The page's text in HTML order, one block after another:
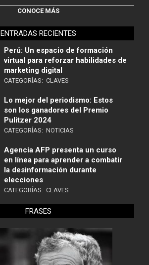
CONOCE MÁS
ENTRADAS RECIENTES
Perú: Un espacio de formación
virtual para reforzar habilidades de
marketing digital
CATEGORÍAS: CLAVES
Lo mejor del periodismo: Estos
son los ganadores del Premio
Pulitzer 2024
CATEGORÍAS: NOTICIAS
Agencia AFP presenta un curso
en línea para aprender a combatir
la desinformación durante
elecciones
CATEGORÍAS: CLAVES
FRASES